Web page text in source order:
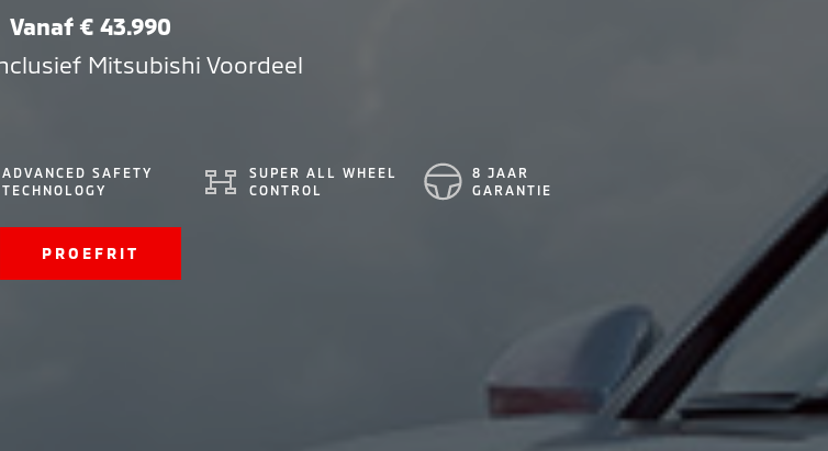
Vanaf € 43.990
Mitsubishi Voordeel
ADVANCED SAFETY
TECHNOLOGY
SUPER ALL WHEEL
CONTROL
8 JAAR
GARANTIE
PROEFRIT